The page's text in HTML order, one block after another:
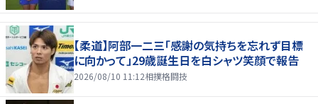
【柔道】阿部一二三「感謝の気持ちを忘れず目標
に向かって」29歳誕生日を白シャツ笑顔で報告
2026/08/10 11:12相撲格闘技